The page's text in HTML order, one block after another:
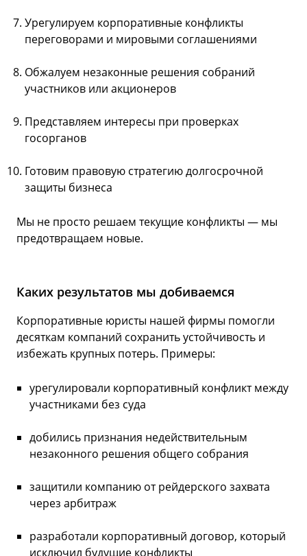
Урегулируем корпоративные конфликты
переговорами и мировыми соглашениями
Обжалуем незаконные решения собраний
участников или акционеров
Представляем интересы при проверках
госорганов
Готовим правовую стратегию долгосрочной
защиты бизнеса
Мы не просто решаем текущие конфликты — мы
предотвращаем новые.
Каких результатов мы добиваемся
Корпоративные юристы нашей фирмы помогли
десяткам компаний сохранить устойчивость и
избежать крупных потерь. Примеры:
урегулировали корпоративный конфликт между
участниками без суда
добились признания недействительным
незаконного решения общего собрания
защитили компанию от рейдерского захвата
через арбитраж
разработали корпоративный договор, который
исключил будущие конфликты